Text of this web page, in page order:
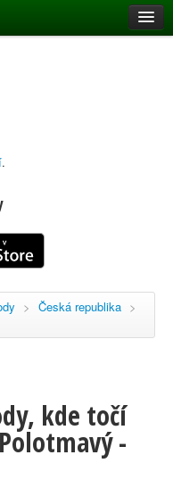
.
> Česká republika >
kde točí
-